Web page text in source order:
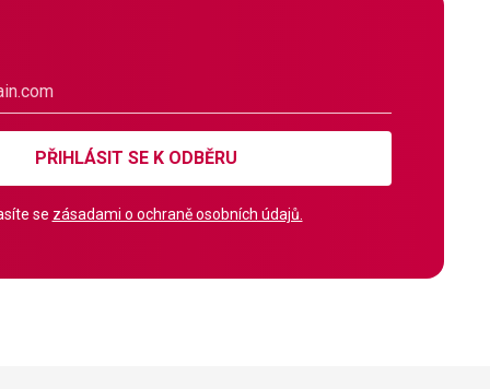
PŘIHLÁSIT SE K ODBĚRU
se zásadami o ochraně osobních údajů.